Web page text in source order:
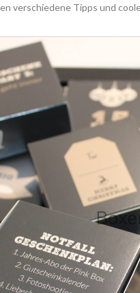
verschiedene Tipps und